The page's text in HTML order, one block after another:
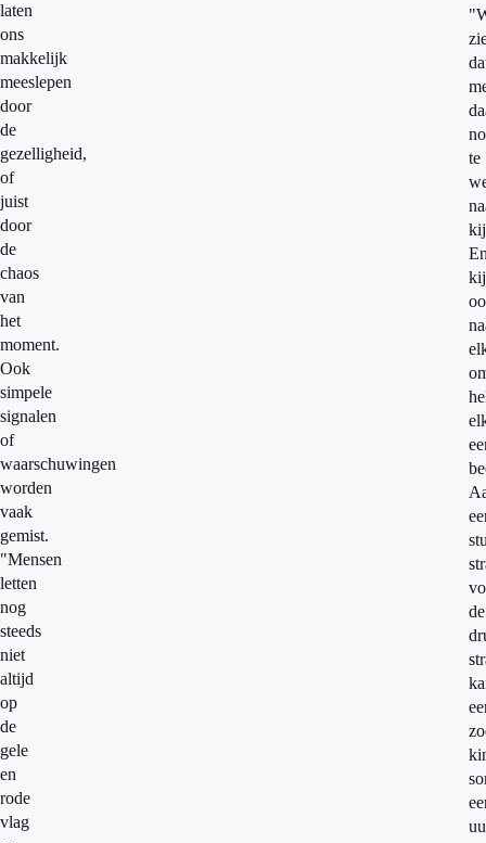
laten
ons
makkelijk
meeslepen
door
de
gezelligheid,
of
juist
door
de
chaos
van
het
moment.
Ook
simpele
signalen
of
waarschuwingen
worden
vaak
gemist.
"Mensen
letten
nog
steeds
niet
altijd
op
de
gele
en
rode
vlag
te
de